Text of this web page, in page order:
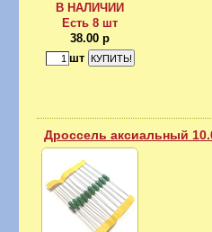
В НАЛИЧИИ
Есть 8 шт
38.00 р
шт
Дроссель аксиальный